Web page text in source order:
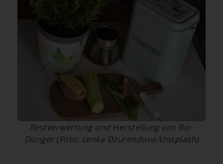
Restverwertung und Herstellung von Bio-
Dünger (Foto: Lenka Dzurendova/Unsplash)